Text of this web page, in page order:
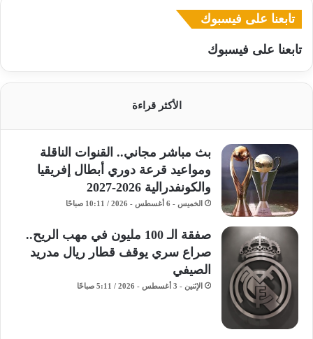
تابعنا على فيسبوك
تابعنا على فيسبوك
الأكثر قراءة
بث مباشر مجاني.. القنوات الناقلة
ومواعيد قرعة دوري أبطال إفريقيا
والكونفدرالية 2026-2027
الخميس - 6 أغسطس - 2026 / 10:11 صباحًا
صفقة الـ 100 مليون في مهب الريح..
صراع سري يوقف قطار ريال مدريد
الصيفي
الإثنين - 3 أغسطس - 2026 / 5:11 صباحًا